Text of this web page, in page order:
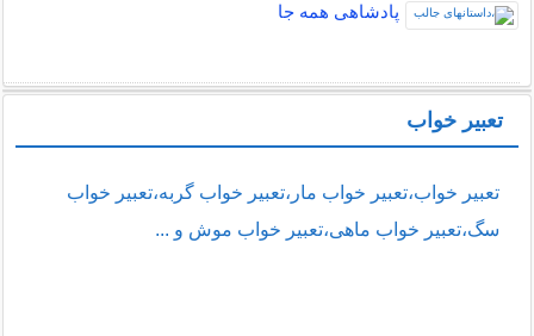
پادشاهی همه جا
تعبیر خواب
تعبیر خواب،تعبیر خواب مار،تعبیر خواب گربه،تعبیر خواب
سگ،تعبیر خواب ماهی،تعبیر خواب موش و ...